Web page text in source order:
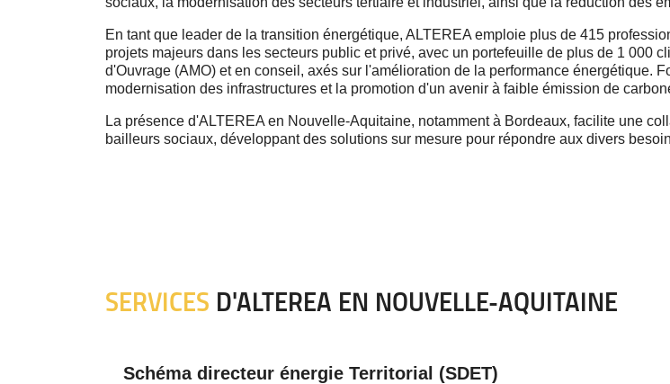
En tant que leader de la transition énergétique, ALTEREA emploie plus de 415
projets majeurs dans les secteurs public et privé, avec un portefeuille de plus de 1 000
d'Ouvrage (AMO) et en conseil, axés sur l'amélioration de la performance énergétique.
modernisation des infrastructures et la promotion d'un avenir à faible émission de
La présence d'ALTEREA en Nouvelle-Aquitaine, notamment à Bordeaux, facilite une
bailleurs sociaux, développant des solutions sur mesure pour répondre aux divers
SERVICES D'ALTEREA EN NOUVELLE-AQUITAINE
Schéma directeur énergie Territorial (SDET)